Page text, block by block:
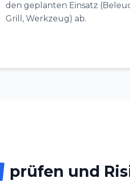
den geplanten Einsatz
Grill, Werkzeug) ab.
prüfen und